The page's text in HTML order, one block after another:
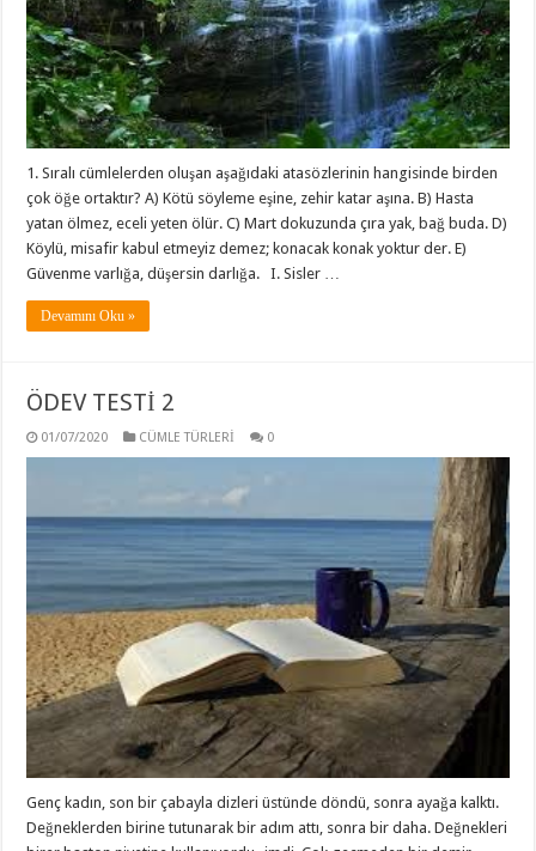
1. Sıralı cümlelerden oluşan aşağıdaki atasözlerinin hangisinde birden
çok öğe ortaktır? A) Kötü söyleme eşine, zehir katar aşına. B) Hasta
yatan ölmez, eceli yeten ölür. C) Mart dokuzunda çıra yak, bağ buda. D)
Köylü, misafir kabul etmeyiz demez; konacak konak yoktur der. E)
Güvenme varlığa, düşersin darlığa. I. Sisler …
Devamını Oku »
ÖDEV TESTİ 2
01/07/2020 CÜMLE TÜRLERİ 0
Genç kadın, son bir çabayla dizleri üstünde döndü, sonra ayağa kalktı.
Değneklerden birine tutunarak bir adım attı, sonra bir daha. Değnekleri